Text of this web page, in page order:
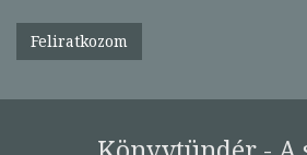
Feliratkozom